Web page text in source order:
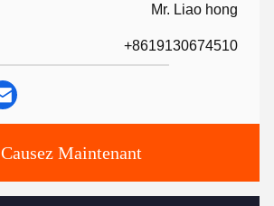
Mr. Liao hong
+8619130674510
Causez Maintenant